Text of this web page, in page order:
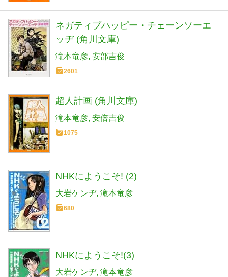
ネガティブハッピー・チェーンソーエ
ッヂ (角川文庫)
滝本竜彦 安部吉俊
2601
超人計画 (角川文庫)
滝本竜彦 安倍吉俊
1075
NHKにようこそ! (2)
大岩ケンヂ 滝本竜彦
680
NHKにようこそ!(3)
大岩ケンヂ 滝本竜彦